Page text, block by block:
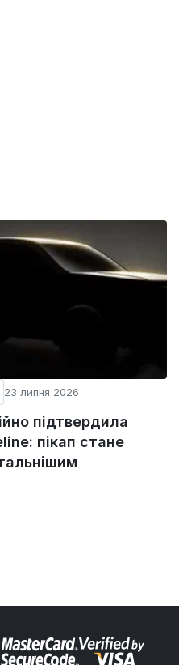
23 липня 2026
підтвердила
пікап стане